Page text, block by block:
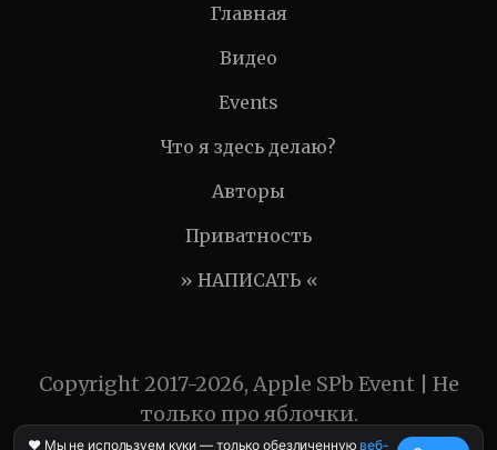
Главная
Видео
Events
Что я здесь делаю?
Авторы
Приватность
» НАПИСАТЬ «
Copyright 2017-2026, Apple SPb Event | Не
только про яблочки.
❤️ Мы не используем куки — только обезличеннуювеб-